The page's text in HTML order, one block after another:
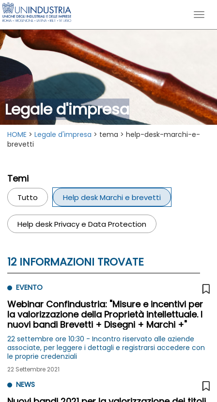
Legale d'impresa
HOME > Legale d'impresa > tema > help-desk-marchi-e-
brevetti
Temi
Tutto Help desk Marchi e brevetti
Help desk Privacy e Data Protection
12 INFORMAZIONI TROVATE
EVENTO
Webinar Confindustria: "Misure e incentivi per
la valorizzazione della Proprietà intellettuale. I
nuovi bandi Brevetti + Disegni + Marchi +"
22 settembre ore 10:30 - Incontro riservato alle aziende
associate, per leggere i dettagli e registrarsi accedere con
le proprie credenziali
22 Settembre 2021
NEWS